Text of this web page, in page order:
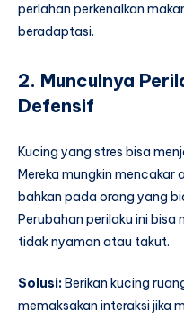
perlahan perkenalkan
beradaptasi.
2. Munculnya
Defensif
Kucing yang stres bisa
Mereka mungkin mencakar
bahkan pada orang yang
Perubahan perilaku ini bisa
tidak nyaman atau takut.
Solusi:Berikan kucing
memaksakan interaksi jika